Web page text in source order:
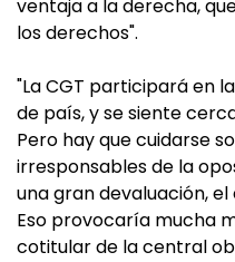
ventaja a la derecha,
los derechos".
"La CGT participará en
de país, y se siente
Pero hay que cuidarse
irresponsables de la
una gran devaluación,
Eso provocaría mucha
cotitular de la central